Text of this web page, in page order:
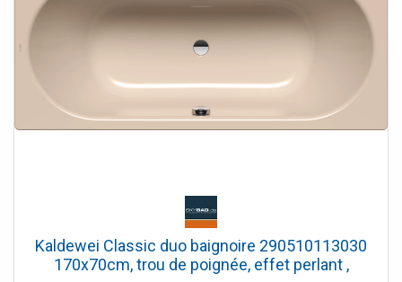
Kaldewei Classic duo baignoire 290510113030
170x70cm, trou de poignée, effet perlant ,